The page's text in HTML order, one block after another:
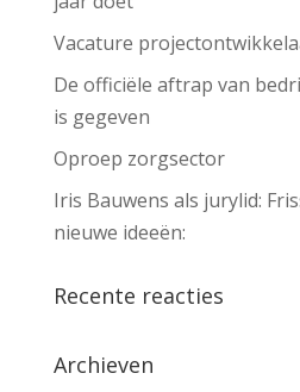
Vacature
De officiële aftrap van
is gegeven
Oproep zorgsector
Iris Bauwens als jurylid:
nieuwe ideeën:
Recente reacties
Archieven